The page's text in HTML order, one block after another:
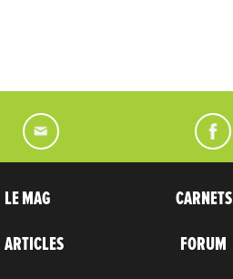
LE MAG
ARTICLES
CARNETS
FORUM